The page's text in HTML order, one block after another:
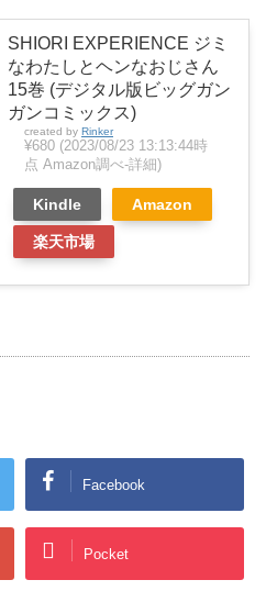
SHIORI EXPERIENCE ジミ
なわたしとヘンなおじさん
15巻 (デジタル版ビッグガン
ガンコミックス)
created by Rinker
¥680 (2023/08/23 13:13:44時
点 Amazon調べ-詳細)
Kindle Amazon
楽天市場
Facebook
Pocket